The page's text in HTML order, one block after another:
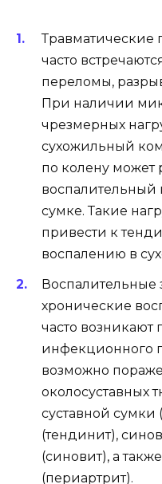
Травматические
часто
переломы,
При наличии
чрезмерных
сухожильный
по колену может
воспалительный
сумке. Такие
привести к
воспалению в
Воспалительные
хронические
часто
инфекционного
возможно
околосуставных
суставной сумки
(тендинит),
(синовит), а
(периартрит).